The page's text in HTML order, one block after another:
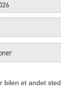
bilen et andet sted